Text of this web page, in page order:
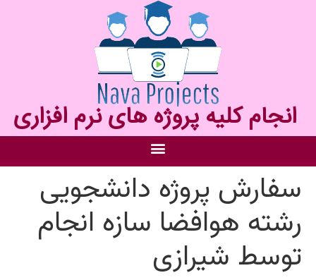
انجام کلیه پروژه های نرم افزاری
سفارش پروژه دانشجویی
رشته هوافضا سازه انجام
توسط شیرازی